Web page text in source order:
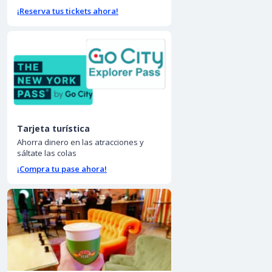
¡Reserva tus tickets ahora!
Tarjeta turística
Ahorra dinero en las atracciones y
sáltate las colas
¡Compra tu pase ahora!